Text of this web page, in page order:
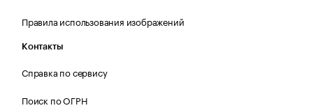
Правила использования изображений
Контакты
Справка по сервису
Поиск по ОГРН